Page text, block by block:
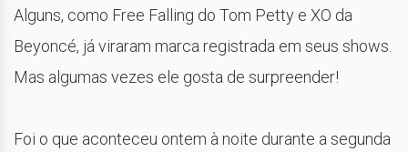
Alguns, como Free Falling do Tom Petty e XO da
Beyoncé, já viraram marca registrada em seus shows.
Mas algumas vezes ele gosta de surpreender!
Foi o que aconteceu ontem à noite durante a segunda